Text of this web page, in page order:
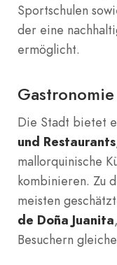
Sportschulen
der eine
ermöglicht.
Die Stadt bietet
und Restaurants
mallorquinische
kombinieren. Zu
meisten
de Doña Juanita
Besuchern